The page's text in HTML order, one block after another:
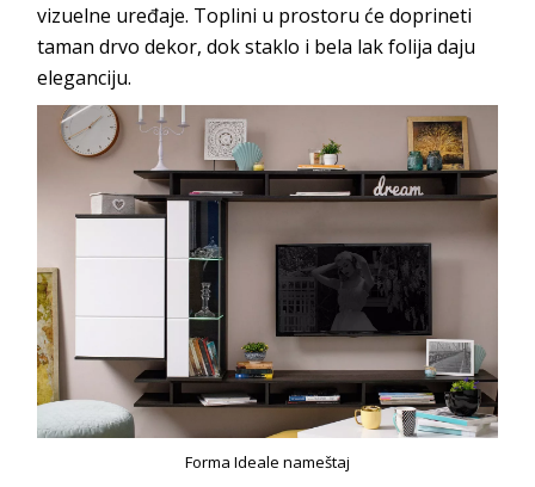
vizuelne uređaje. Toplini u prostoru će doprineti
taman drvo dekor, dok staklo i bela lak folija daju
eleganciju.
Forma Ideale nameštaj